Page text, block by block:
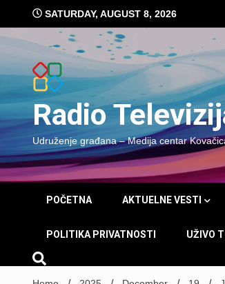
content
SATURDAY, AUGUST 8, 2026
Radio
Udruženje građana – Medija centar
POČETNA AKTUELNE VESTI
POLITIKA PRIVATNOSTI UŽIVO